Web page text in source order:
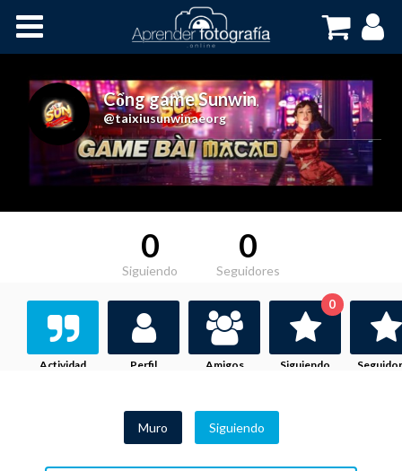
Cursos OnLine
Cổng game Sunwin,
@taixiusunwinaeorg
0
Siguiendo
0
Seguidores
Actividad Perfil Amigos Siguiendo
0
Muro Siguiendo